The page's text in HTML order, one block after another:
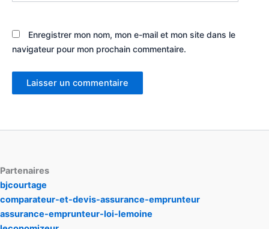
Enregistrer mon nom, mon e-mail et mon site dans le
navigateur pour mon prochain commentaire.
Partenaires
bjcourtage
comparateur-et-devis-assurance-emprunteur
assurance-emprunteur-loi-lemoine